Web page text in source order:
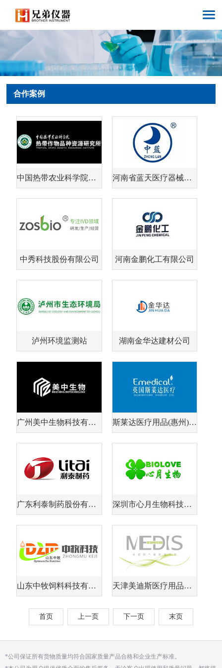
合作案例
中国热带农业科学院热带作物品种资源研究所 河南省蓝天医疗器械有限公司
中秀科技股份有限公司 河南金鹏化工有限公司
泸州环境监测站 湖南金华达建材公司
广州美中生物科技有限公司 斯莱达医疗用品(惠州)有限公司
广东利泰制药股份有限公司 深圳市心月生物科技有限公司
山东中牧饲料科技有限公司 天津美迪斯医疗用品有限公司
首页 上一页 下一页 末页
*公司保证所有货物质量均符合国家质量产品合格和企业生产标准。